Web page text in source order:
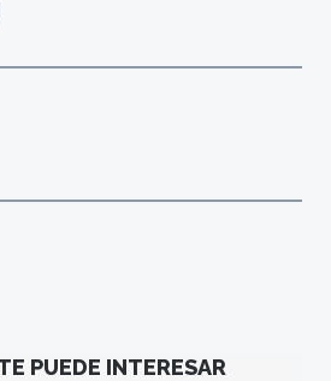
PUEDE INTERESAR